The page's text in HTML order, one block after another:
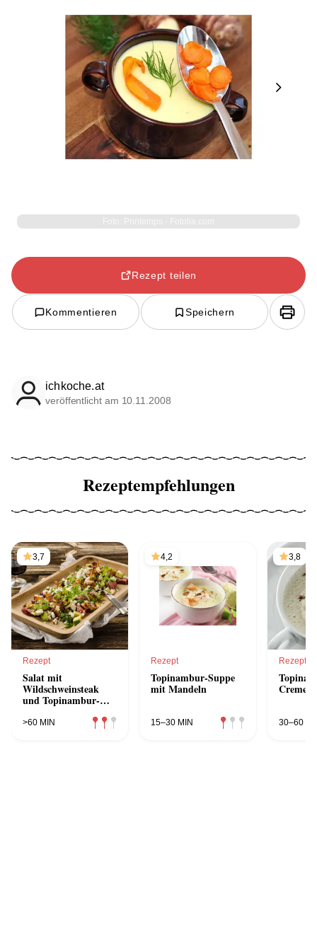
Next
Rezept teilen
Kommentieren Speichern
ichkoche.at
veröffentlicht am 10.11.2008
Rezeptempfehlungen
3,7
Rezept
Salat mit
Wildschweinsteak
und Topinambur-
>60 MIN
4,2
Rezept
Topinambur-Suppe
mit Mandeln
15–30 MIN
3,8
Rezept
30–60